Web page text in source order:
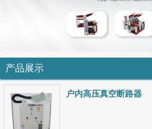
产品展示
户内高压真空断路器